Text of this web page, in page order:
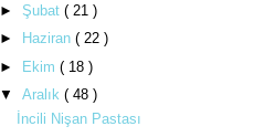
► Şubat ( 21 )
►
Haziran ( 22 )
► Ekim ( 18 )
▼ Aralık ( 48 )
İncili Nişan Pastası